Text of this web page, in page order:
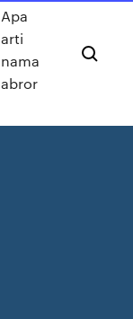
Apa
arti
nama
abror